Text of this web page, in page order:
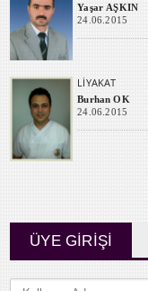
Yaşar AŞKIN
24.06.2015
LİYAKAT
Burhan OK
24.06.2015
ÜYE GİRİŞİ